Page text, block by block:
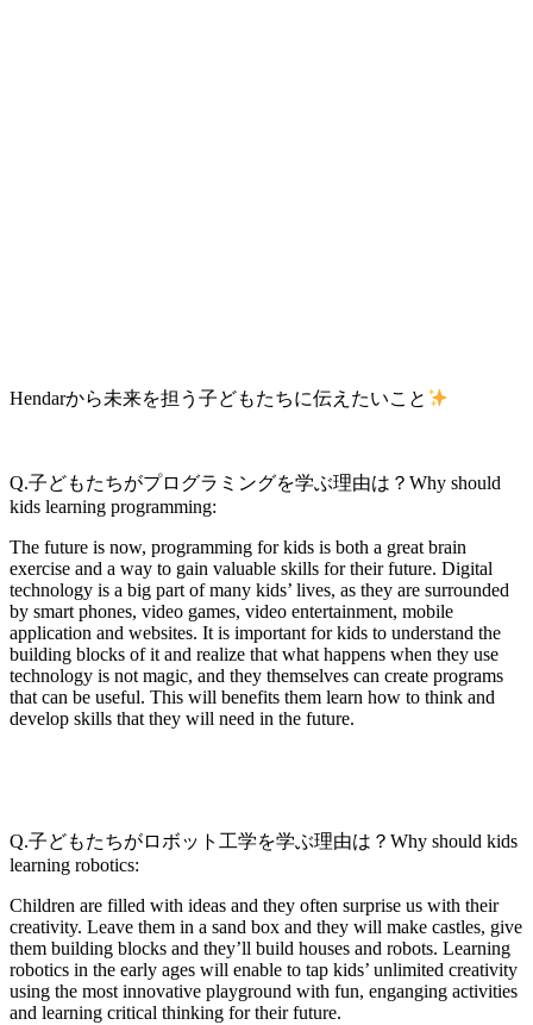
Hendarから未来を担う子どもたちに伝えたいこと
Q.子どもたちがプログラミングを学ぶ理由は？Why should
kids learning programming:
The future is now, programming for kids is both a great brain
exercise and a way to gain valuable skills for their future. Digital
technology is a big part of many kids’ lives, as they are surrounded
by smart phones, video games, video entertainment, mobile
application and websites. It is important for kids to understand the
building blocks of it and realize that what happens when they use
technology is not magic, and they themselves can create programs
that can be useful. This will benefits them learn how to think and
develop skills that they will need in the future.
Q.子どもたちがロボット工学を学ぶ理由は？Why should kids
learning robotics:
Children are filled with ideas and they often surprise us with their
creativity. Leave them in a sand box and they will make castles, give
them building blocks and they’ll build houses and robots. Learning
robotics in the early ages will enable to tap kids’ unlimited creativity
using the most innovative playground with fun, enganging activities
and learning critical thinking for their future.